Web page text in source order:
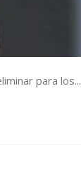
para los...